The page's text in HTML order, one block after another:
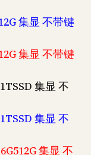
集显 不带键
集显 不带键
集显 不
集显 不
集显 不